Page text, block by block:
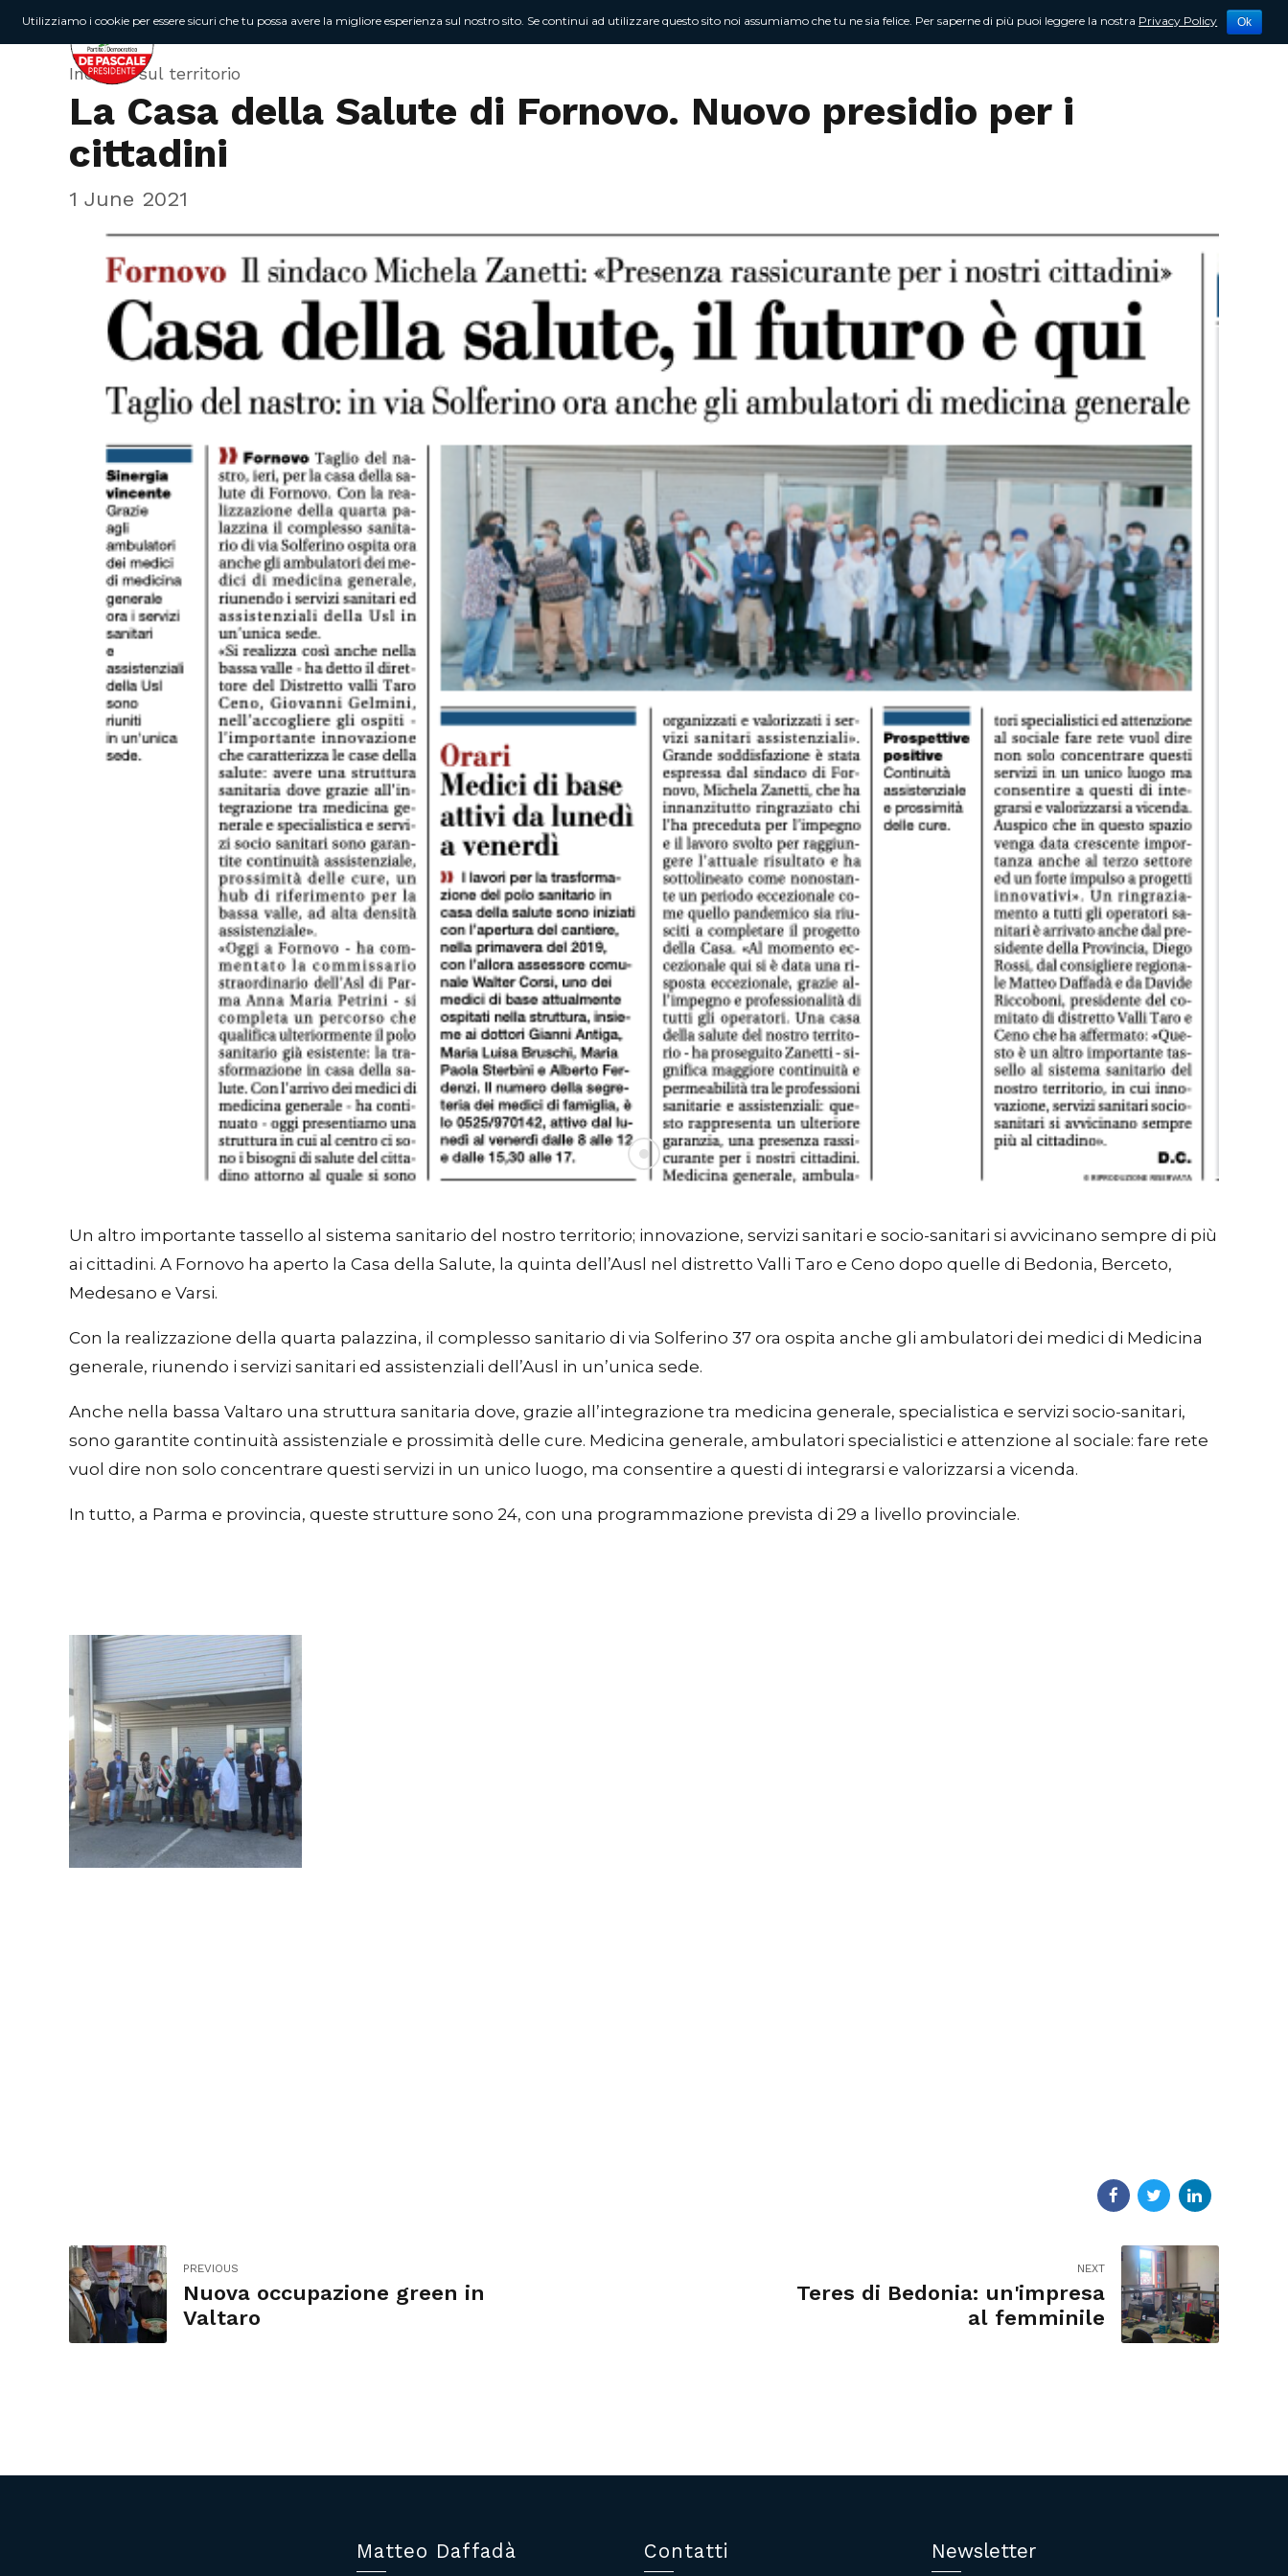
Chi sono Attività Newsletter Contattami
Incontri sul territorio
La Casa della Salute di Fornovo. Nuovo presidio per i
cittadini
1 June 2021
Un altro importante tassello al sistema sanitario del nostro territorio; innovazione, servizi sanitari e socio-sanitari si avvicinano sempre di più
ai cittadini. A Fornovo ha aperto la Casa della Salute, la quinta dell’Ausl nel distretto Valli Taro e Ceno dopo quelle di Bedonia, Berceto,
Medesano e Varsi.
Con la realizzazione della quarta palazzina, il complesso sanitario di via Solferino 37 ora ospita anche gli ambulatori dei medici di Medicina
generale, riunendo i servizi sanitari ed assistenziali dell’Ausl in un’unica sede.
Anche nella bassa Valtaro una struttura sanitaria dove, grazie all’integrazione tra medicina generale, specialistica e servizi socio-sanitari,
sono garantite continuità assistenziale e prossimità delle cure. Medicina generale, ambulatori specialistici e attenzione al sociale: fare rete
vuol dire non solo concentrare questi servizi in un unico luogo, ma consentire a questi di integrarsi e valorizzarsi a vicenda.
In tutto, a Parma e provincia, queste strutture sono 24, con una programmazione prevista di 29 a livello provinciale.
PREVIOUS
Nuova occupazione green in
Valtaro
NEXT
Teres di Bedonia: un'impresa
al femminile
Matteo Daffadà Contatti Newsletter
Utilizziamo i cookie per essere sicuri che tu possa avere la migliore esperienza sul nostro sito. Se continui ad utilizzare questo sito noi assumiamo che tu ne sia felice. Per saperne di più puoi leggere la nostra Privacy Policy Ok